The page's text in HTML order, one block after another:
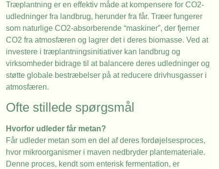
Træplantning er en effektiv måde at kompensere for CO2-
udledninger fra landbrug, herunder fra får. Træer fungerer
som naturlige CO2-absorberende “maskiner”, der fjerner
CO2 fra atmosfæren og lagrer det i deres biomasse. Ved at
investere i træplantningsinitiativer kan landbrug og
virksomheder bidrage til at balancere deres udledninger og
støtte globale bestræbelser på at reducere drivhusgasser i
atmosfæren.
Ofte stillede spørgsmål
Hvorfor udleder får metan?
Får udleder metan som en del af deres fordøjelsesproces,
hvor mikroorganismer i maven nedbryder plantemateriale.
Denne proces, kendt som enterisk fermentation, er